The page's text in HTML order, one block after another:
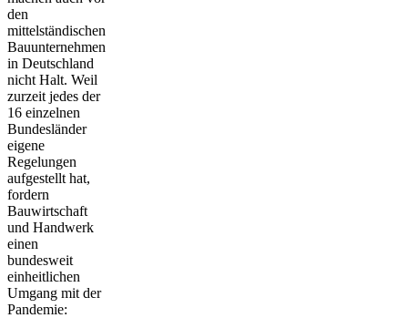
den
mittelständischen
Bauunternehmen
in Deutschland
nicht Halt. Weil
zurzeit jedes der
16 einzelnen
Bundesländer
eigene
Regelungen
aufgestellt hat,
fordern
Bauwirtschaft
und Handwerk
einen
bundesweit
einheitlichen
Umgang mit der
Pandemie: